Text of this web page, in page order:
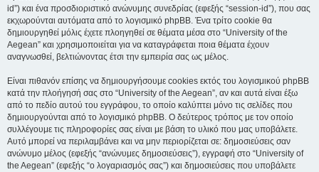
id”) και ένα προσδιοριστικό ανώνυμης συνεδρίας (εφεξής “session-id”), που σας
εκχωρούνται αυτόματα από το λογισμικό phpBB. Ένα τρίτο cookie θα
δημιουργηθεί μόλις έχετε πλοηγηθεί σε θέματα μέσα στο “University of the
Aegean” και χρησιμοποιείται για να καταγράφεται ποια θέματα έχουν
αναγνωσθεί, βελτιώνοντας έτσι την εμπειρία σας ως μέλος.
Είναι πιθανόν επίσης να δημιουργήσουμε cookies εκτός του λογισμικού phpBB
κατά την πλοήγησή σας στο “University of the Aegean”, αν και αυτά είναι έξω
από το πεδίο αυτού του εγγράφου, το οποίο καλύπτει μόνο τις σελίδες που
δημιουργούνται από το λογισμικό phpBB. Ο δεύτερος τρόπος με τον οποίο
συλλέγουμε τις πληροφορίες σας είναι με βάση το υλικό που μας υποβάλετε.
Αυτό μπορεί να περιλαμβάνει και να μην περιορίζεται σε: δημοσιεύσεις σαν
ανώνυμο μέλος (εφεξής “ανώνυμες δημοσιεύσεις”), εγγραφή στο “University of
the Aegean” (εφεξής “ο λογαριασμός σας”) και δημοσιεύσεις που υποβάλετε